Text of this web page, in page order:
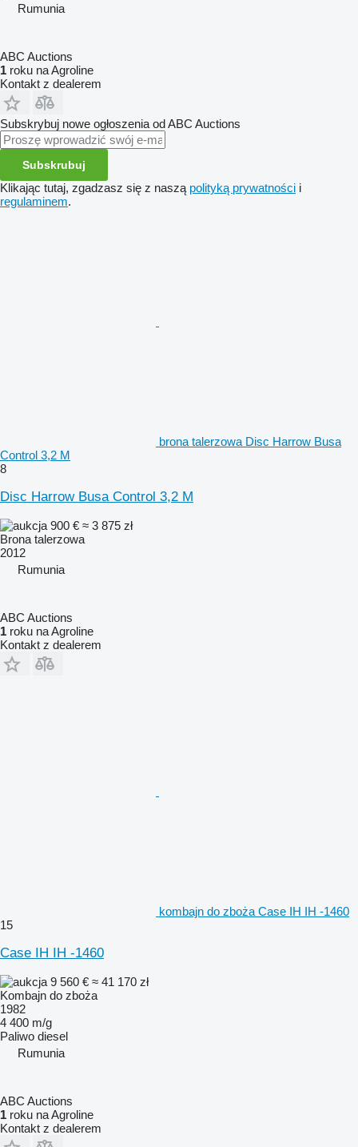
Rumunia
ABC Auctions
1 roku na Agroline
Kontakt z dealerem
Subskrybuj nowe ogłoszenia od ABC Auctions
Subskrubuj
Klikając tutaj, zgadzasz się z naszą polityką prywatności i
regulaminem.
brona talerzowa Disc Harrow Busa
Control 3,2 M
8
Disc Harrow Busa Control 3,2 M
900 € ≈ 3 875 zł
Brona talerzowa
2012
Rumunia
ABC Auctions
1 roku na Agroline
Kontakt z dealerem
kombajn do zboża Case IH IH -1460
15
Case IH IH -1460
9 560 € ≈ 41 170 zł
Kombajn do zboża
1982
4 400 m/g
Paliwo diesel
Rumunia
ABC Auctions
1 roku na Agroline
Kontakt z dealerem